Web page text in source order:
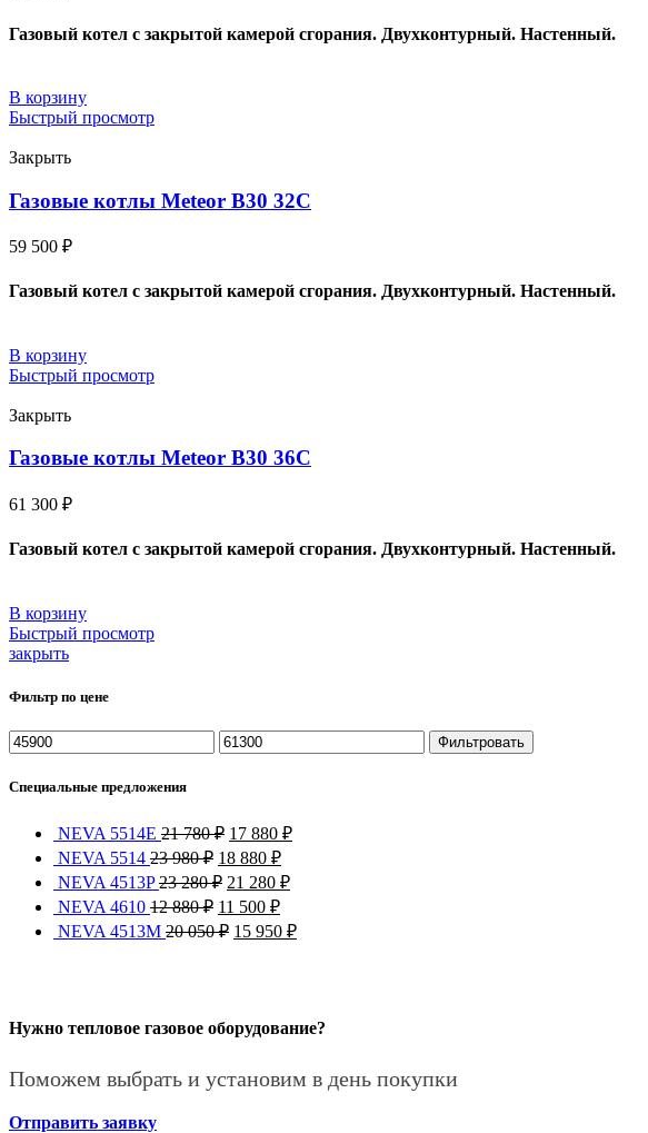
Газовый котел с закрытой камерой сгорания. Двухконтурный. Настенный.
В корзину
Быстрый просмотр
Закрыть
Газовые котлы Meteor B30 32C
59 500 ₽
Газовый котел с закрытой камерой сгорания. Двухконтурный. Настенный.
В корзину
Быстрый просмотр
Закрыть
Газовые котлы Meteor B30 36C
61 300 ₽
Газовый котел с закрытой камерой сгорания. Двухконтурный. Настенный.
В корзину
Быстрый просмотр
закрыть
Фильтр по цене
Фильтровать
Специальные предложения
NEVA 5514Е 21 780₽ 17 880 ₽
NEVA 5514 23 980₽ 18 880 ₽
NEVA 4513P23 280₽ 21 280 ₽
NEVA 4610 12 880₽ 11 500 ₽
NEVA 4513M 20 050₽ 15 950 ₽
Нужно тепловое газовое оборудование?
Поможем выбрать и установим в день покупки
Отправить заявку